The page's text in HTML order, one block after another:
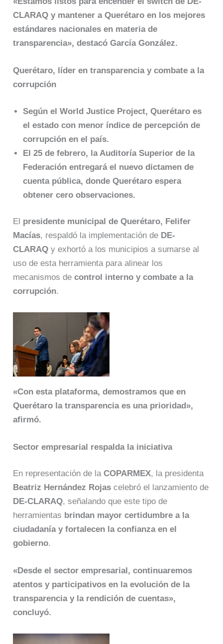
CLARAQ y mantener a Querétaro en los mejores
estándares nacionales en materia de
transparencia», destacó García González.
Querétaro, líder en transparencia y combate a la
corrupción
Según el World Justice Project, Querétaro es
el estado con menor índice de percepción de
corrupción en el país.
El 25 de febrero, la Auditoría Superior de la
Federación entregará el nuevo dictamen de
cuenta pública, donde Querétaro espera
obtener cero observaciones.
El presidente municipal de Querétaro, Felifer
Macías, respaldó la implementación de DE-
CLARAQ y exhortó a los municipios a sumarse al
uso de esta herramienta para alinear los
mecanismos decontrol interno y combate a la
corrupción.
«Con esta plataforma, demostramos que en
Querétaro la transparencia es una prioridad»,
afirmó.
Sector empresarial respalda la iniciativa
En representación de laCOPARMEX, la presidenta
Beatriz Hernández Rojas celebró el lanzamiento de
DE-CLARAQ, señalando que este tipo de
herramientas brindan mayor certidumbre a la
ciudadanía y fortalecen la confianza en el
gobierno.
«Desde el sector empresarial, continuaremos
atentos y participativos en la evolución de la
transparencia y la rendición de cuentas»,
concluyó.